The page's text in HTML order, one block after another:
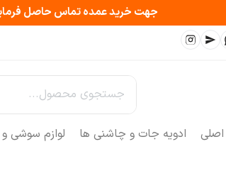
جهت خرید عمده تماس حاصل
ادویه جات و چاشنی ها لوازم سوشی